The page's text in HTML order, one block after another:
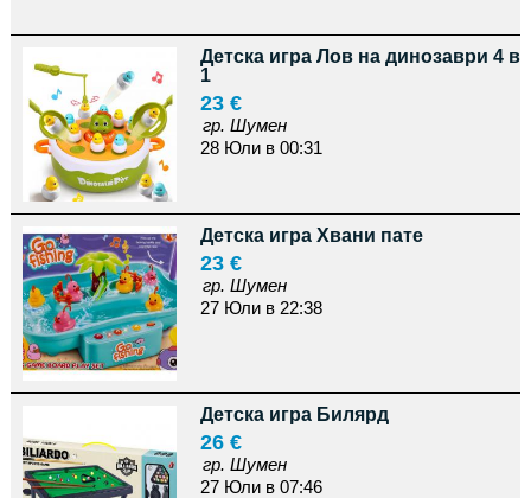
Детска игра Лов на динозаври 4 в
1
23 €
гр. Шумен
28 Юли в 00:31
Детска игра Хвани пате
23 €
гр. Шумен
27 Юли в 22:38
Детска игра Билярд
26 €
гр. Шумен
27 Юли в 07:46